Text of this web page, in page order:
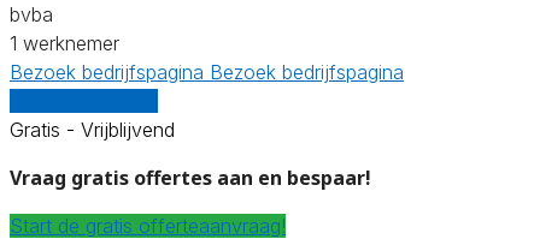
bvba
1 werknemer
Bezoek bedrijfspagina Bezoek bedrijfspagina
Gratis - Vrijblijvend
Vraag gratis offertes aan en bespaar!
Start de gratis offerteaanvraag!